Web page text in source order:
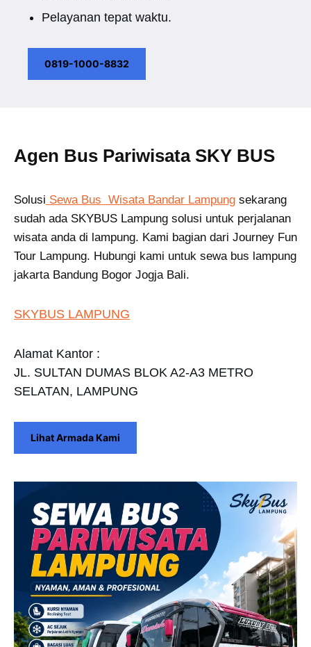
Pelayanan tepat waktu.
0819-1000-8832
Agen Bus Pariwisata SKY BUS
Solusi Sewa Bus Wisata Bandar Lampung sekarang
sudah ada SKYBUS Lampung solusi untuk perjalanan
wisata anda di lampung. Kami bagian dari Journey Fun
Tour Lampung. Hubungi kami untuk sewa bus lampung
jakarta Bandung Bogor Jogja Bali.
SKYBUS LAMPUNG
Alamat Kantor :
JL. SULTAN DUMAS BLOK A2-A3 METRO
SELATAN, LAMPUNG
Lihat Armada Kami